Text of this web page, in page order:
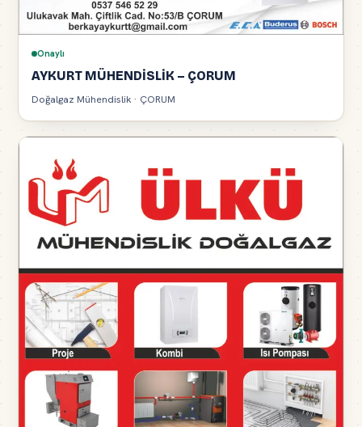
Onaylı
AYKURT MÜHENDİSLİK – ÇORUM
Doğalgaz Mühendislik · ÇORUM